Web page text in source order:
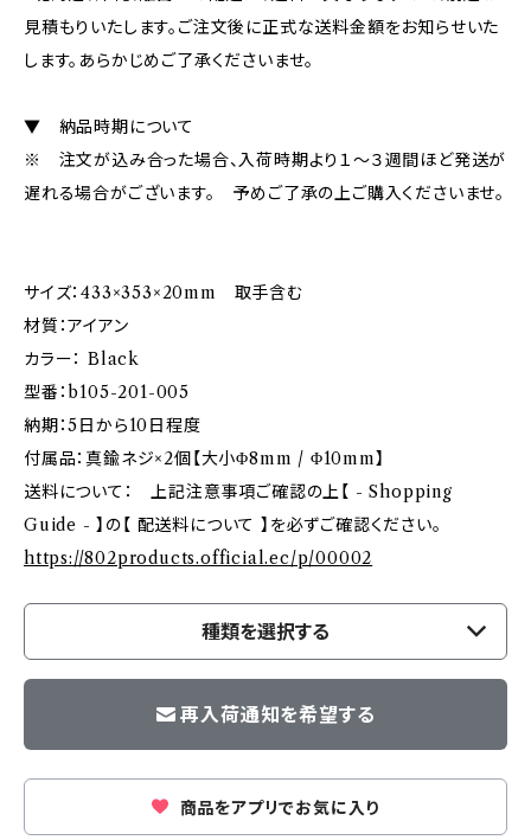
見積もりいたします。ご注文後に正式な送料金額をお知らせいた
します。あらかじめご了承くださいませ。
▼ 納品時期について
※ 注文が込み合った場合、入荷時期より１～３週間ほど発送が
遅れる場合がございます。 予めご了承の上ご購入くださいませ。
サイズ：433×353×20mm 取手含む
材質：アイアン
カラー： Black
型番：b105-201-005
納期：5日から10日程度
付属品：真鍮ネジ×2個【大小Φ8mm / Φ10mm】
送料について： 上記注意事項ご確認の上【 - Shopping
Guide - 】の【 配送料について 】を必ずご確認ください。
https://802products.official.ec/p/00002
種類を選択する
再入荷通知を希望する
商品をアプリでお気に入り